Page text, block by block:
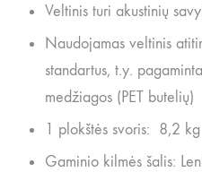
Veltinis turi akustinių
Naudojamas veltinis
standartus, t.y.
medžiagos (PET butelių)
1 plokštės svoris: 8,2 kg
Gaminio kilmės šalis: